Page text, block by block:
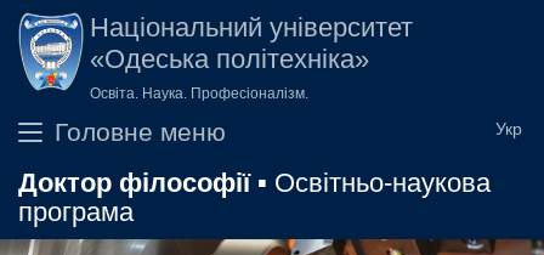
Перейти до основного вмісту
Національний університет
«Одеська політехніка»
Освіта. Наука. Професіоналізм.
Головне меню
Доктор філософії▪ Освітньо-наукова
програма